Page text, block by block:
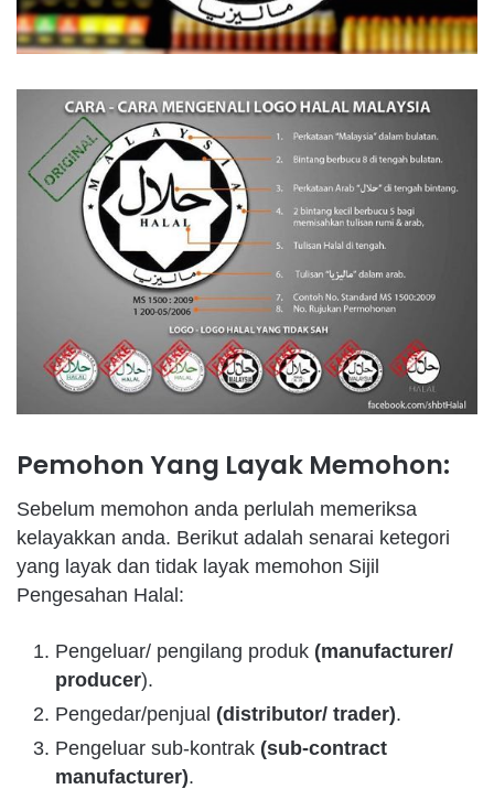
Pemohon Yang Layak Memohon:
Sebelum memohon anda perlulah memeriksa
kelayakkan anda. Berikut adalah senarai ketegori
yang layak dan tidak layak memohon Sijil
Pengesahan Halal:
Pengeluar/ pengilang produk (manufacturer/
producer).
Pengedar/penjual (distributor/ trader).
Pengeluar sub-kontrak (sub-contract
manufacturer).